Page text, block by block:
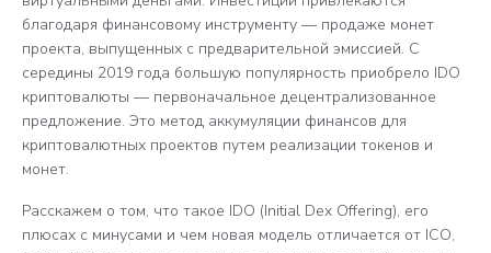
благодаря финансовому инструменту — продаже монет
проекта, выпущенных с предварительной эмиссией. С
середины 2019 года большую популярность приобрело IDO
криптовалюты — первоначальное децентрализованное
предложение. Это метод аккумуляции финансов для
криптовалютных проектов путем реализации токенов и
монет.
Расскажем о том, что такое IDO (Initial Dex Offering), его
плюсах с минусами и чем новая модель отличается от ICO,